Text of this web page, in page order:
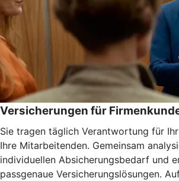
Versicherungen für
Sie tragen täglich Verantwortung für
Ihre Mitarbeitenden. Gemeinsam
individuellen Absicherungsbedarf und
passgenaue Versicherungslösungen.